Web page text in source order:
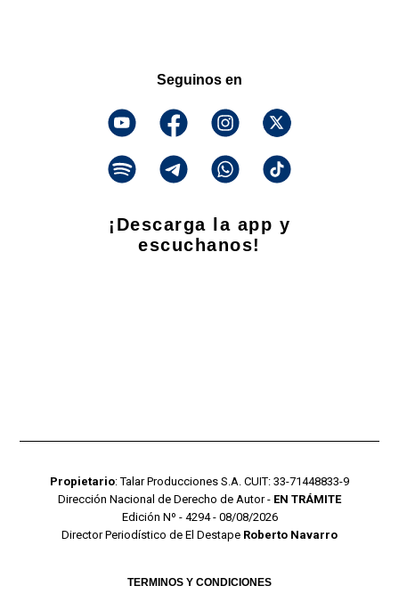
Seguinos en
¡Descarga la app y
escuchanos!
Propietario: Talar Producciones S.A. CUIT: 33-71448833-9
Dirección Nacional de Derecho de Autor - EN TRÁMITE
Edición Nº - 4294 - 08/08/2026
Director Periodístico de El Destape Roberto Navarro
TERMINOS Y CONDICIONES